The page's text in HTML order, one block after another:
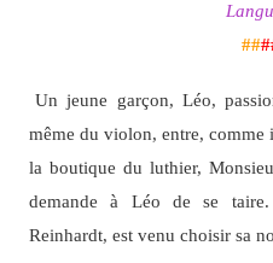
##
Un jeune garçon, Léo,
même du violon, entre, comme
la boutique du luthier,
demande à Léo de se
Reinhardt, est venu choisir sa